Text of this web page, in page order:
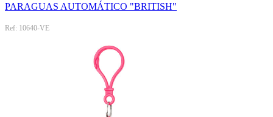
PARAGUAS AUTOMÁTICO "BRITISH"
Ref: 10640-VE